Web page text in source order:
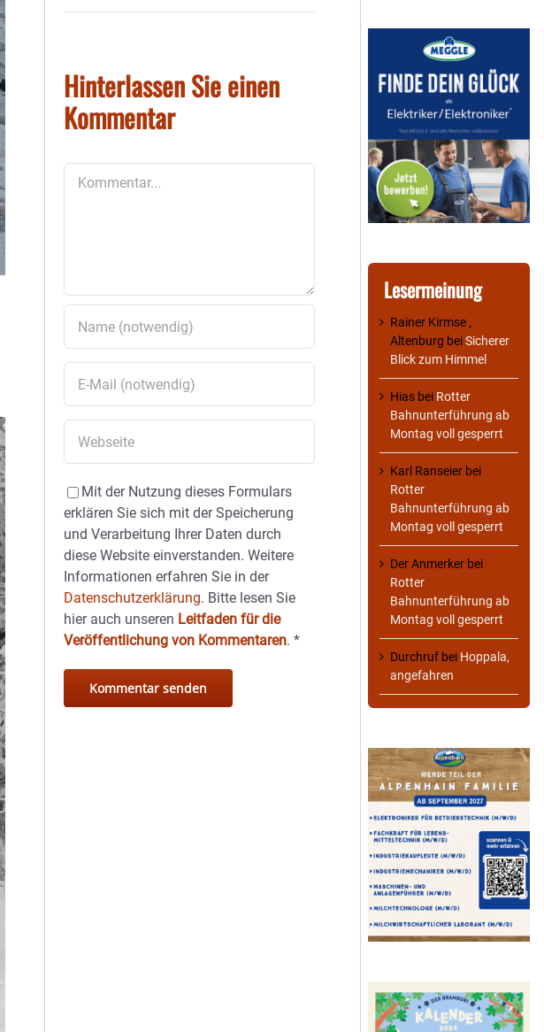
Hinterlassen Sie einen
Kommentar
Mit der Nutzung dieses Formulars
erklären Sie sich mit der Speicherung
und Verarbeitung Ihrer Daten durch
diese Website einverstanden. Weitere
Informationen erfahren Sie in der
Datenschutzerklärung. Bitte lesen Sie
hier auch unseren Leitfaden für die
Veröffentlichung von Kommentaren.*
Lesermeinung
Rainer Kirmse ,
Altenburg beiSicherer
Blick zum Himmel
Hias bei Rotter
Bahnunterführung ab
Montag voll gesperrt
Karl Ranseier bei
Rotter
Bahnunterführung ab
Montag voll gesperrt
Der Anmerker bei
Rotter
Bahnunterführung ab
Montag voll gesperrt
Durchruf bei Hoppala,
angefahren